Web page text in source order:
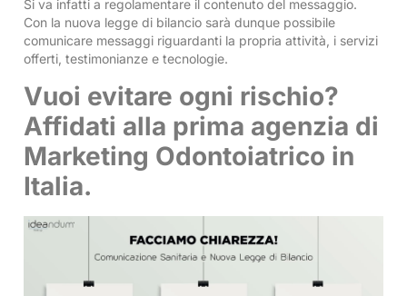
Si va infatti a regolamentare il contenuto del messaggio.
Con la nuova legge di bilancio sarà dunque possibile
comunicare messaggi riguardanti la propria attività, i servizi
offerti, testimonianze e tecnologie.
Vuoi evitare ogni rischio?
Affidati alla prima agenzia di
Marketing Odontoiatrico in
Italia.